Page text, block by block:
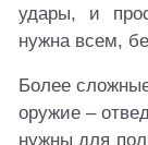
удары, и
нужна всем,
Более
оружие –
нужны для